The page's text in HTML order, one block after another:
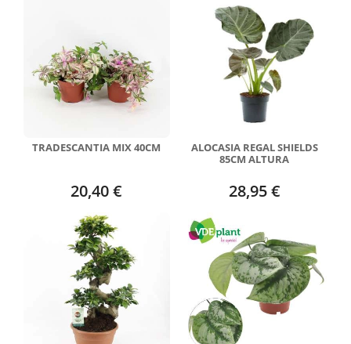
TRADESCANTIA MIX 40CM
20,40 €
ALOCASIA REGAL SHIELDS
85CM ALTURA
28,95 €